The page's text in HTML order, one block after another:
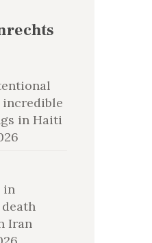
in Haiti
in
Iran